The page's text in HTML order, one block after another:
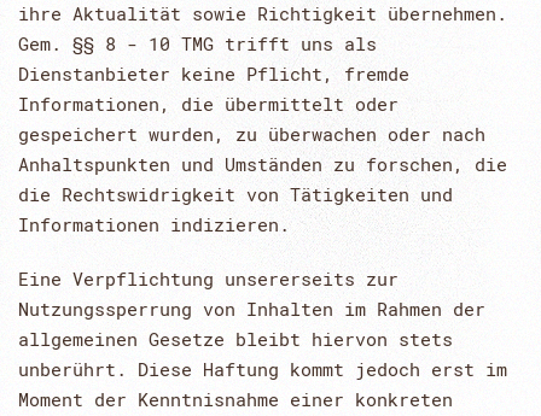
ihre Aktualität sowie Richtigkeit übernehmen.
Gem. §§ 8 - 10 TMG trifft uns als
Dienstanbieter keine Pflicht, fremde
Informationen, die übermittelt oder
gespeichert wurden, zu überwachen oder nach
Anhaltspunkten und Umständen zu forschen, die
die Rechtswidrigkeit von Tätigkeiten und
Informationen indizieren.
Eine Verpflichtung unsererseits zur
Nutzungssperrung von Inhalten im Rahmen der
allgemeinen Gesetze bleibt hiervon stets
unberührt. Diese Haftung kommt jedoch erst im
Moment der Kenntnisnahme einer konkreten